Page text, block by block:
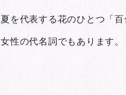
夏を代表する花のひとつ「
女性の代名詞でもあります。